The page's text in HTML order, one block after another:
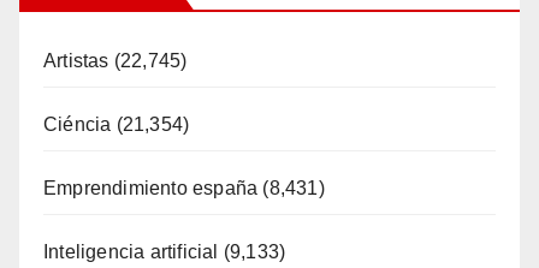
Artistas (22,745)
Ciéncia (21,354)
Emprendimiento españa (8,431)
Inteligencia artificial (9,133)